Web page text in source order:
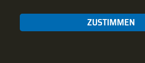
ZUSTIMMEN